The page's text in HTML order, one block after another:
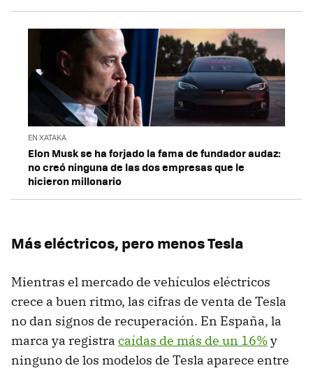
EN XATAKA
Elon Musk se ha forjado la fama de fundador audaz:
no creó ninguna de las dos empresas que le
hicieron millonario
Más eléctricos, pero menos Tesla
Mientras el mercado de vehículos eléctricos
crece a buen ritmo, las cifras de venta de Tesla
no dan signos de recuperación. En España, la
marca ya registra caídas de más de un 16%y
ninguno de los modelos de Tesla aparece entre